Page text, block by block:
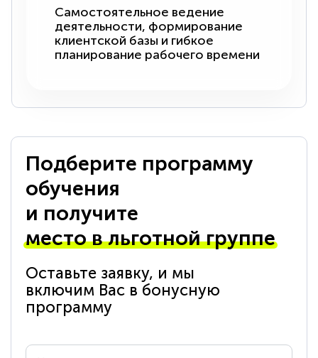
Самостоятельное ведение
деятельности, формирование
клиентской базы и гибкое
планирование рабочего времени
Подберите программу
обучения
и получите
место в льготной группе
Оставьте заявку, и мы
включим Вас в бонусную
программу